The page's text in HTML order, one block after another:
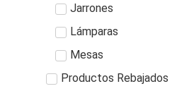
Jarrones
Lámparas
Mesas
Productos Rebajados